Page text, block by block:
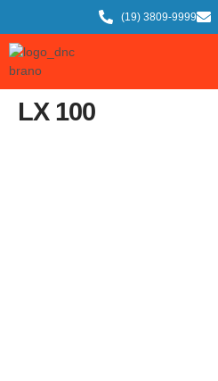
(19) 3809-9999
LX 100